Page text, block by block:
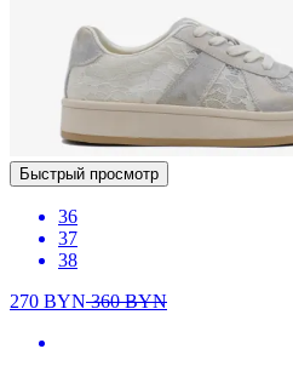
Быстрый просмотр
36
37
38
270 BYN360BYN